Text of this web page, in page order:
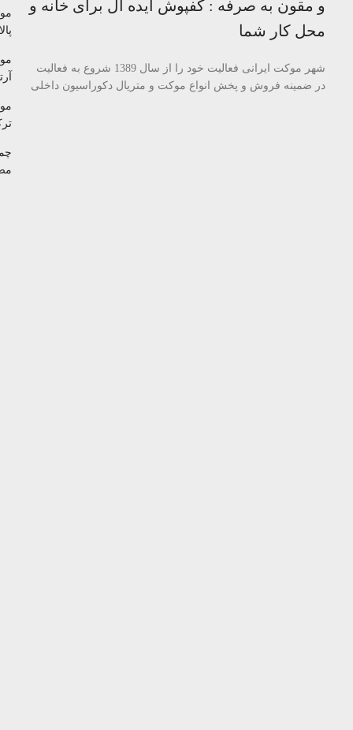
و مقون به صرفه : کفپوش ایده آل برای خانه و
محل کار شما
شهر موکت ایرانی فعالیت خود را از سال 1389 شروع به فعالیت
در ضمینه فروش و پخش انواع موکت و متریال دکوراسیون داخلی